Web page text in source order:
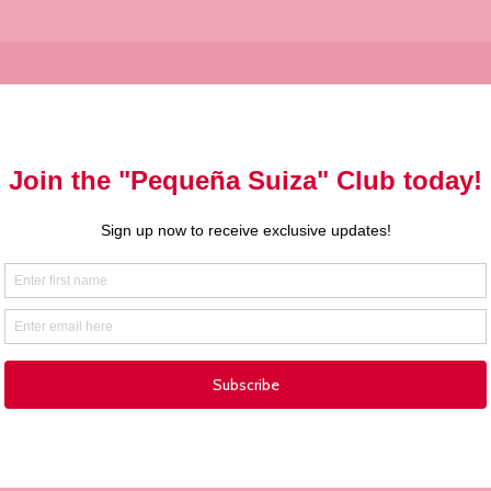
pastelera y sé el primero en
novedades culinarias